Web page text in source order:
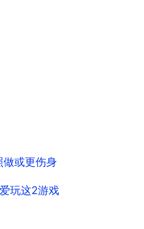
或更伤身
玩这2游戏